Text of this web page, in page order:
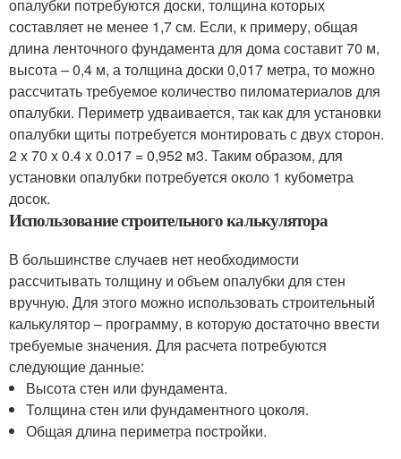
опалубки потребуются доски, толщина которых
составляет не менее 1,7 см. Если, к примеру, общая
длина ленточного фундамента для дома составит 70 м,
высота – 0,4 м, а толщина доски 0,017 метра, то можно
рассчитать требуемое количество пиломатериалов для
опалубки. Периметр удваивается, так как для установки
опалубки щиты потребуется монтировать с двух сторон.
2 x 70 x 0.4 x 0.017 = 0,952 м3. Таким образом, для
установки опалубки потребуется около 1 кубометра
досок.
Использование строительного калькулятора
В большинстве случаев нет необходимости
рассчитывать толщину и объем опалубки для стен
вручную. Для этого можно использовать строительный
калькулятор – программу, в которую достаточно ввести
требуемые значения. Для расчета потребуются
следующие данные:
Высота стен или фундамента.
Толщина стен или фундаментного цоколя.
Общая длина периметра постройки.